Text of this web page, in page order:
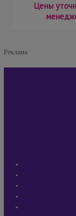
Цены
Реклама